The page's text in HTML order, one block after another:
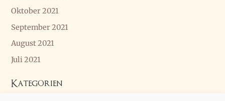
Oktober 2021
September 2021
August 2021
Juli 2021
Kategorien